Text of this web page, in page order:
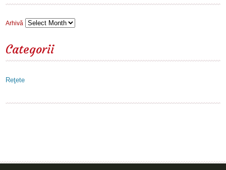
Arhivă
Categorii
Reţete